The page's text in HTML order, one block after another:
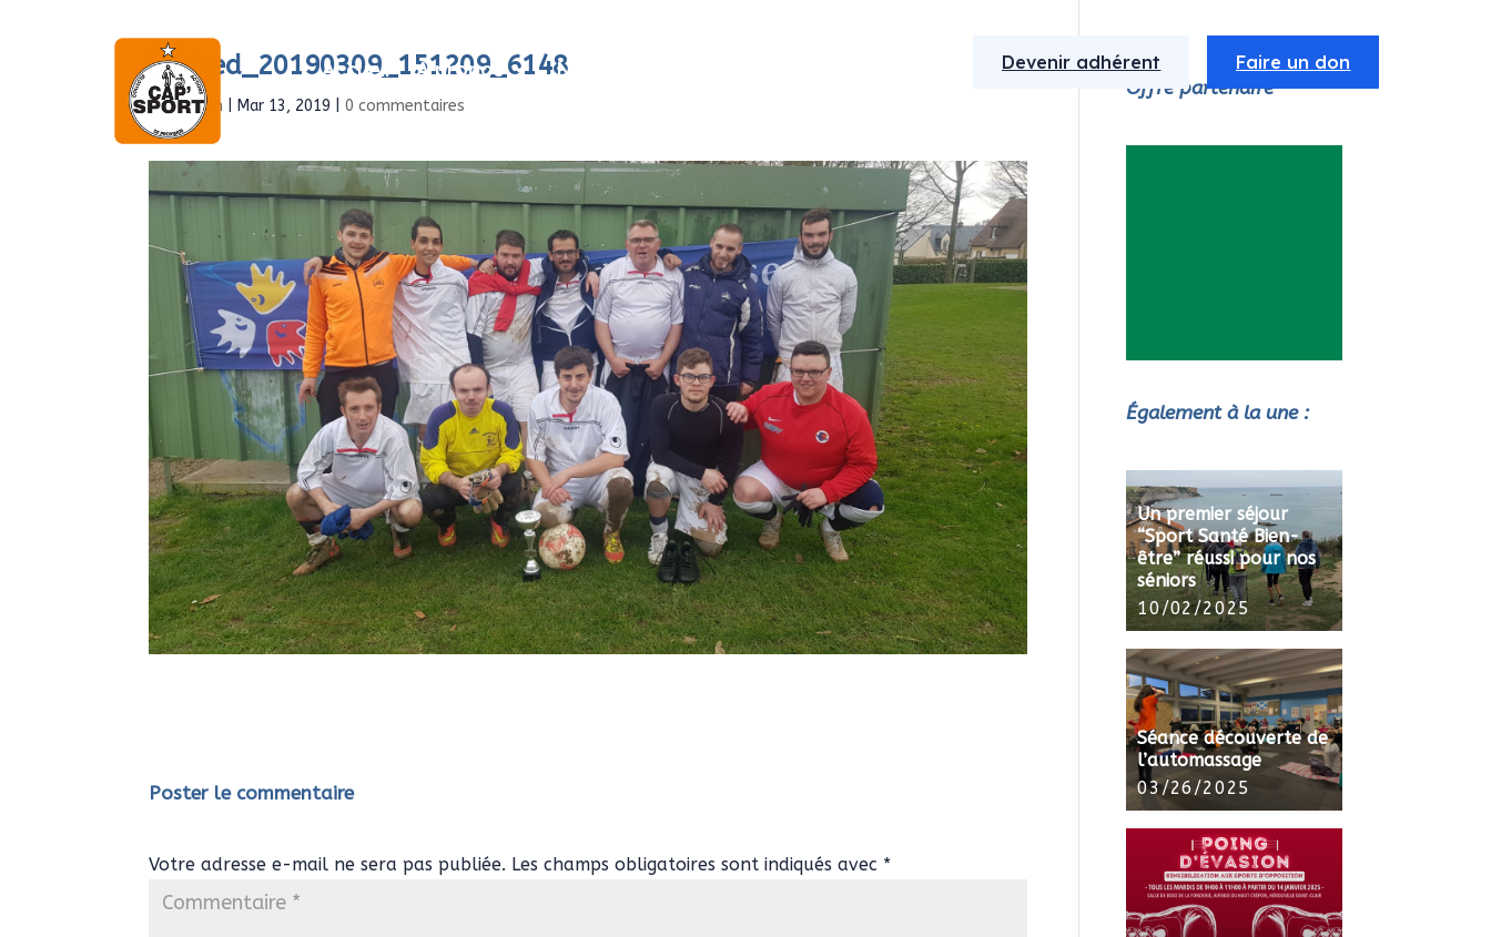
Accueil À propos Nos activités Devenir adhérent Faire un don
Resized_20190309_151209_6148
parAdmin Mar 13, 2019 |0 commentaires
Poster le commentaire
Votre adresse e-mail ne sera pas publiée. Les champs obligatoires sont indiqués avec *
Offre partenaire
Également à la une :
Un premier séjour
“Sport Santé Bien-
être” réussi pour nos
séniors
10/02/2025
Séance découverte de
l’automassage
03/26/2025